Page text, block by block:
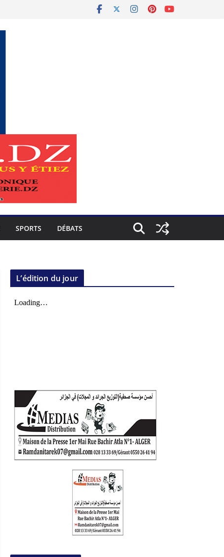
SPORTS DÉBATS
L’édition du jour